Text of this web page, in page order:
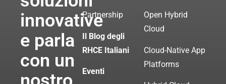
innovative
e parla
con un
Partnership
Il Blog degli
RHCE Italiani
Eventi
Open Hybrid
Cloud
Cloud-Native App
Platforms